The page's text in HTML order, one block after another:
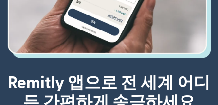
Remitly 앱으로 전 세계 어디